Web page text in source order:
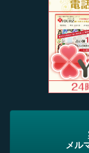
メル